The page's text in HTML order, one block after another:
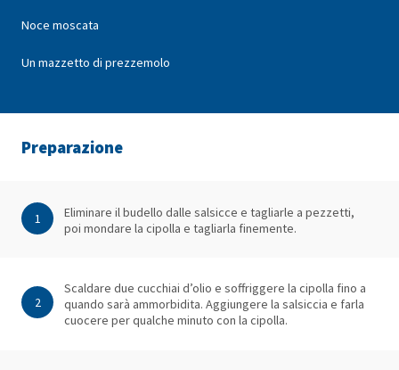
Noce moscata
Un mazzetto di prezzemolo
Preparazione
1
Eliminare il budello dalle salsicce e tagliarle a pezzetti,
poi mondare la cipolla e tagliarla finemente.
2
Scaldare due cucchiai d’olio e soffriggere la cipolla fino a
quando sarà ammorbidita. Aggiungere la salsiccia e farla
cuocere per qualche minuto con la cipolla.